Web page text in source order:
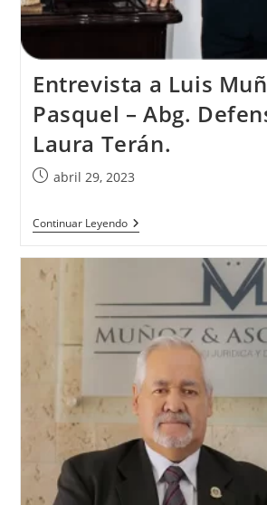
Entrevista a Luis
Pasquel – Abg.
Laura Terán.
abril 29, 2023
Continuar Leyendo